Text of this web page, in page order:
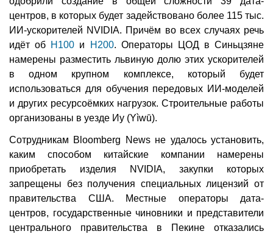
центров, в которых будет задействовано более 115 тыс.
ИИ-ускорителей NVIDIA. Причём во всех случаях речь
идёт об H100 и H200. Операторы ЦОД в Синьцзяне
намерены разместить львиную долю этих ускорителей
в одном крупном комплексе, который будет
использоваться для обучения передовых ИИ-моделей
и других ресурсоёмких нагрузок. Строительные работы
организованы в уезде Иу (Yìwū).
Сотрудникам Bloomberg News не удалось установить,
каким способом китайские компании намерены
приобретать изделия NVIDIA, закупки которых
запрещены без получения специальных лицензий от
правительства США. Местные операторы дата-
центров, государственные чиновники и представители
центрального правительства в Пекине отказались